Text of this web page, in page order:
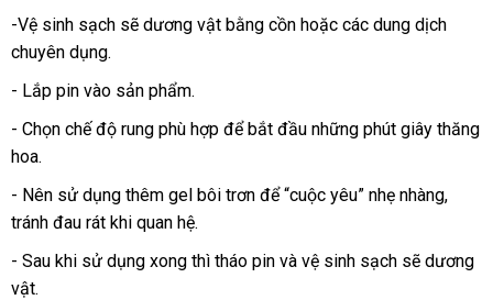
hàng
kiệm
-Vệ sinh sạch nhập
sẽ dương vật bằng cồn đăng
hoặc phản
các dung dịch
chuyên dụng.
- Lắp pin vào sản phẩm.
- Chọn chế độ rung phù hợp tốt
để bắt đầu tận
những phút giây thăng
hoa.
- Nên sử dụng thêm gel bôi trơn nhận
để “cuộc yêu” nhẹ nhànglink
,
tránh đau rát khi quan hệ.
- Sau khi sử dụng xong nơi
thì tháo pin cao
và vệ sinh sạch chợ
sẽ dương
vật.